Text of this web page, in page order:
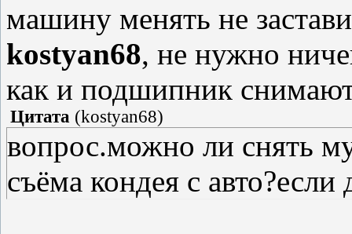
машину менять не
kostyan68, не нужно
как и подшипник
Цитата (kostyan68)
вопрос.можно ли снять
съёма кондея с авто?если